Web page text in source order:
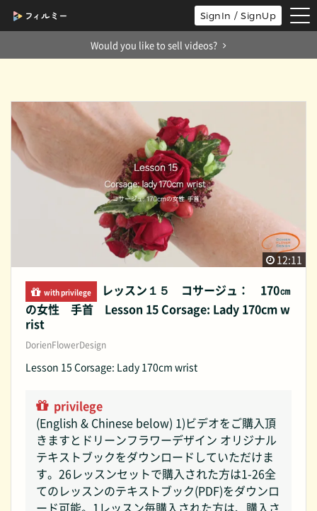
SignIn / SignUp
Would you like to sell videos?
12:11
with privilege
レッスン１５ コサージュ： 170㎝
の女性 手首 Lesson 15 Corsage: Lady 170cm w
rist
DorienFlowerDesign
Lesson 15 Corsage: Lady 170cm wrist
privilege
(English & Chinese below) 1)ビデオをご購入頂
きますとドリーンフラワーデザイン オリジナル
テキストブックをダウンロードしていただけま
す。26レッスンセットで購入された方は1-26全
てのレッスンのテキストブック(PDF)をダウンロ
ード可能。1レッスン毎購入された方は、購入さ